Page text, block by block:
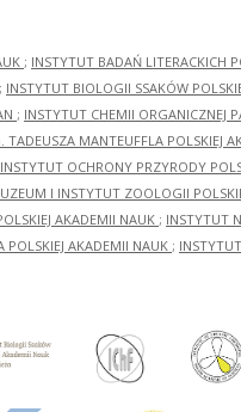
; INSTYTUT BADAŃ LITERACKICH
; INSTYTUT BIOLOGII SSAKÓW
; INSTYTUT CHEMII ORGANICZNEJ
MANTEUFFLA POLSKIEJ
INSTYTUT OCHRONY PRZYRODY
I INSTYTUT ZOOLOGII
AKADEMII NAUK ; INSTYTUT
POLSKIEJ AKADEMII NAUK ;